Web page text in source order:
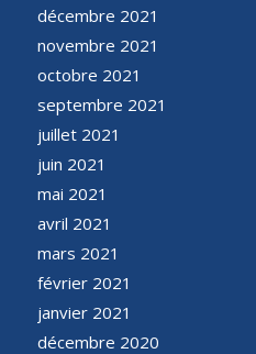
décembre 2021
novembre 2021
octobre 2021
septembre 2021
juillet 2021
juin 2021
mai 2021
avril 2021
mars 2021
février 2021
janvier 2021
décembre 2020